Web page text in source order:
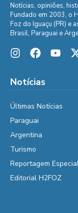
Notícias, opiniões,
Fundado em 2003, o
Foz do Iguaçu (PR) e
Brasil, Paraguai e
Notícias
Últimas Notícias
Paraguai
Argentina
Turismo
Reportagem
Editorial H2FOZ